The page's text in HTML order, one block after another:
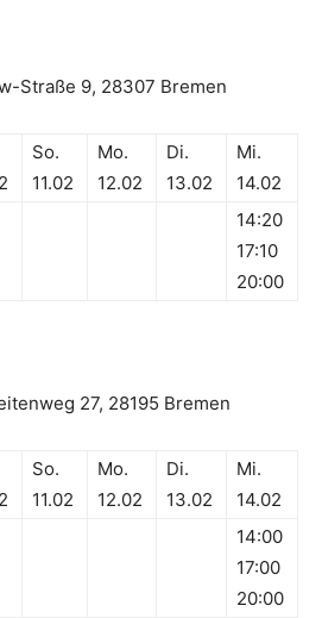
Straße 9, 28307 Bremen
So.
11.02
Mo.
12.02
Di.
13.02
Mi.
14.02
14:20
17:10
20:00
27, 28195 Bremen
So.
11.02
Mo.
12.02
Di.
13.02
Mi.
14.02
14:00
17:00
20:00